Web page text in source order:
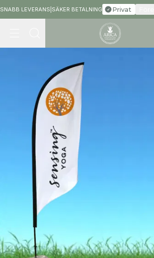
SNABB LEVERANS SÄKER BETALNING Privat